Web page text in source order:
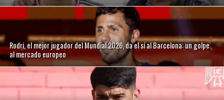
Rodri, el mejor jugador del Mundial 2026, da el sí al Barcelona: un golpe
al mercado europeo